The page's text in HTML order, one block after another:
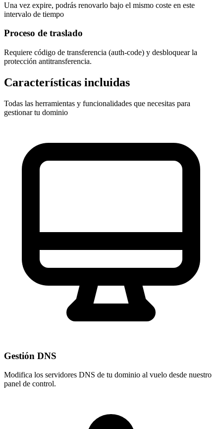
Una vez expire, podrás renovarlo bajo el mismo coste en este
intervalo de tiempo
Proceso de traslado
Requiere código de transferencia (auth-code) y desbloquear la
protección antitransferencia.
Características incluidas
Todas las herramientas y funcionalidades que necesitas para
gestionar tu dominio
Gestión DNS
Modifica los servidores DNS de tu dominio al vuelo desde nuestro
panel de control.